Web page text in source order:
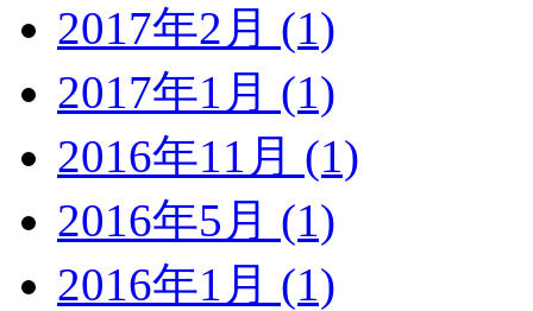
2017年2月 (1)
2017年1月 (1)
2016年11月 (1)
2016年5月 (1)
2016年1月 (1)